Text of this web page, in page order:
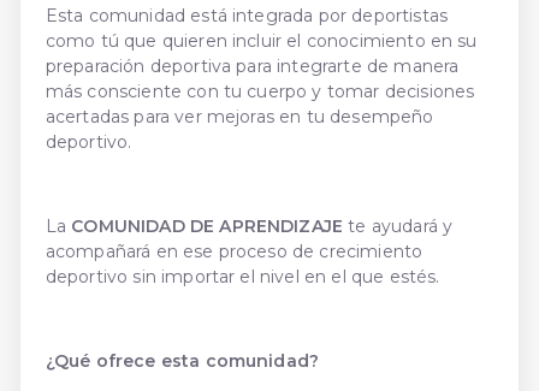
Esta comunidad está integrada por deportistas
como tú que quieren incluir el conocimiento en su
preparación deportiva para integrarte de manera
más consciente con tu cuerpo y tomar decisiones
acertadas para ver mejoras en tu desempeño
deportivo.
La COMUNIDAD DE APRENDIZAJE te ayudará y
acompañará en ese proceso de crecimiento
deportivo sin importar el nivel en el que estés.
¿Qué ofrece esta comunidad?